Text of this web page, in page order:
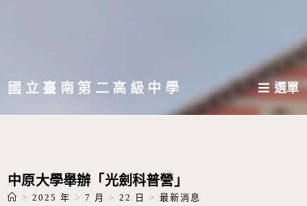
主國立臺南第二高級中學 選單
中原大學舉辦「光劍科普營」
> 2025 年 > 7 月 > 22 日 > 最新消息